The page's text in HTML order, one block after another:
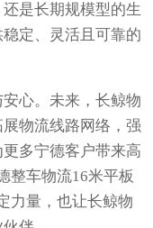
是长期规模型的生
定、灵活且可靠的
心。未来，长鲸物
物流线路网络，强
多宁德客户带来高
整车物流16米平板
力量，也让长鲸物